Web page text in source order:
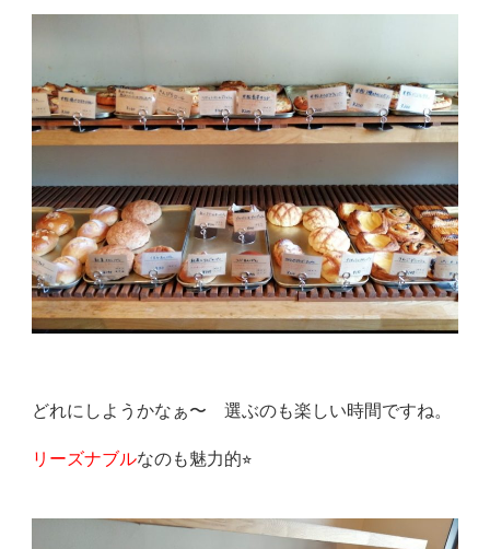
どれにしようかなぁ〜 選ぶのも楽しい時間ですね。
リーズナブルなのも魅力的⭐︎